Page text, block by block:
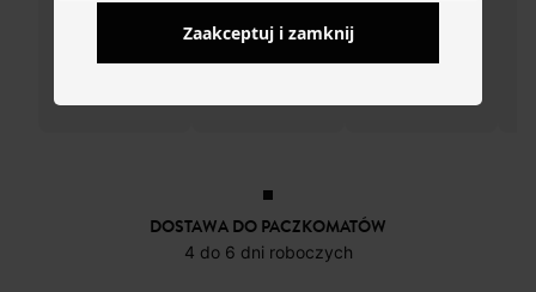
DOSTAWA DO PACZKOMATÓW
4 do 6 dni roboczych
Zaakceptuj i zamknij